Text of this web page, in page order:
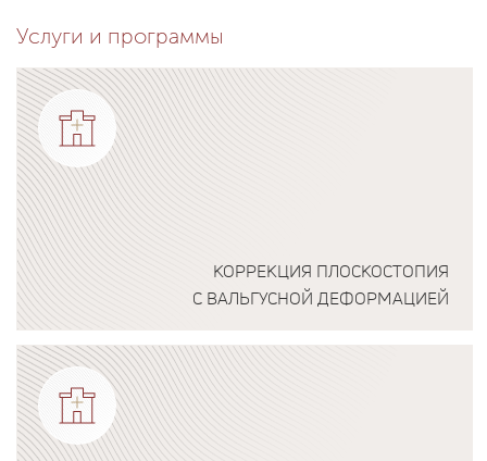
Услуги и программы
КОРРЕКЦИЯ ПЛОСКОСТОПИЯ
С ВАЛЬГУСНОЙ ДЕФОРМАЦИЕЙ
Подробнее о программе